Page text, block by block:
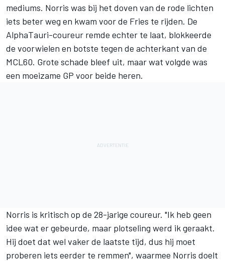
mediums. Norris was bij het doven van de rode lichten
iets beter weg en kwam voor de Fries te rijden. De
AlphaTauri-coureur remde echter te laat, blokkeerde
de voorwielen en botste tegen de achterkant van de
MCL60. Grote schade bleef uit, maar wat volgde was
een moeizame GP voor beide heren.
Norris is kritisch op de 28-jarige coureur. "Ik heb geen
idee wat er gebeurde, maar plotseling werd ik geraakt.
Hij doet dat wel vaker de laatste tijd, dus hij moet
proberen iets eerder te remmen", waarmee Norris doelt